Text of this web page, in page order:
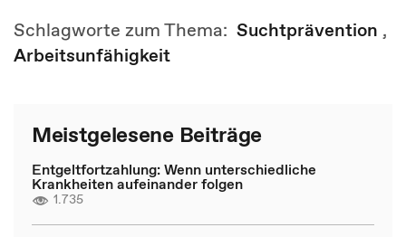
Schlagworte zum Thema: Suchtprävention ,
Arbeitsunfähigkeit
Meistgelesene Beiträge
Entgeltfortzahlung: Wenn unterschiedliche
Krankheiten aufeinander folgen
1.735